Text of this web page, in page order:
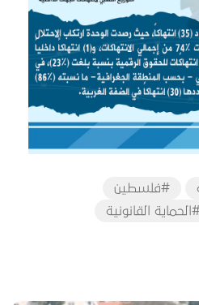
#فلسطين
القانونية